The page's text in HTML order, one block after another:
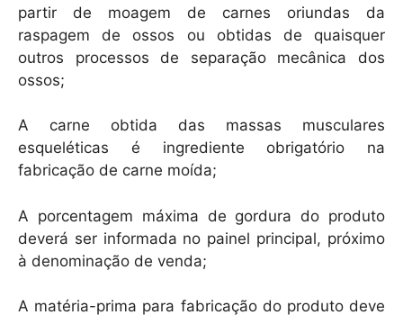
partir de moagem de carnes oriundas da
raspagem de ossos ou obtidas de quaisquer
outros processos de separação mecânica dos
ossos;
A carne obtida das massas musculares
esqueléticas é ingrediente obrigatório na
fabricação de carne moída;
A porcentagem máxima de gordura do produto
deverá ser informada no painel principal, próximo
à denominação de venda;
A matéria-prima para fabricação do produto deve